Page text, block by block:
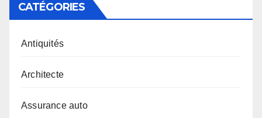
CATÉGORIES
Antiquités
Architecte
Assurance auto